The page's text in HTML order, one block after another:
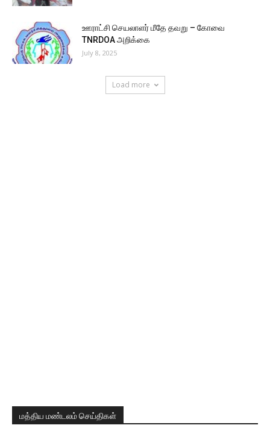
ஊராட்சி செயலாளர் மீதே தவறு – கோவை
TNRDOA அறிக்கை
July 8, 2025
Load more
மத்திய மண்டலம் செய்திகள்